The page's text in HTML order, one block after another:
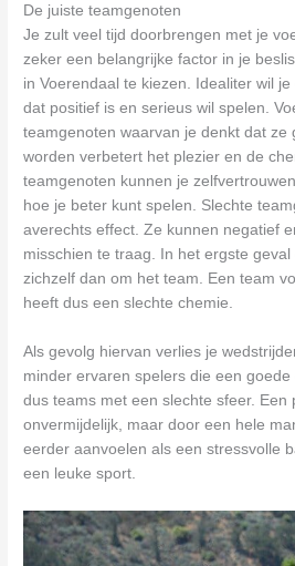
De juiste teamgenoten
Je zult veel tijd doorbrengen met je
zeker een belangrijke factor in je
in Voerendaal te kiezen. Idealiter wil
dat positief is en serieus wil spelen.
teamgenoten waarvan je denkt dat ze
worden verbetert het plezier en de
teamgenoten kunnen je
hoe je beter kunt spelen. Slechte
averechts effect. Ze kunnen negatief
misschien te traag. In het ergste
zichzelf dan om het team. Een team
heeft dus een slechte chemie.
Als gevolg hiervan verlies je
minder ervaren spelers die een
dus teams met een slechte sfeer. Een
onvermijdelijk, maar door een hele
eerder aanvoelen als een stressvolle
een leuke sport.